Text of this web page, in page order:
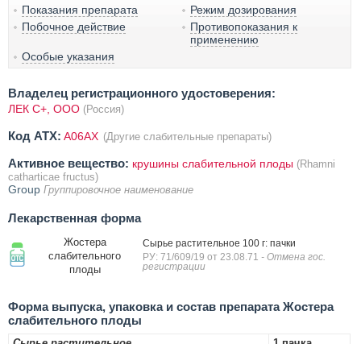
Показания препарата
Режим дозирования
Побочное действие
Противопоказания к
применению
Особые указания
Владелец регистрационного удостоверения:
ЛЕК С+, ООО (Россия)
Код ATX: A06AX (Другие слабительные препараты)
Активное вещество: крушины слабительной плоды (Rhamni
catharticae fructus)
Group Группировочное наименование
Лекарственная форма
Жостера
слабительного
плоды
Сырье растительное 100 г: пачки
РУ: 71/609/19 от 23.08.71 - Отмена гос.
регистрации
Форма выпуска, упаковка и состав препарата Жостера
слабительного плоды